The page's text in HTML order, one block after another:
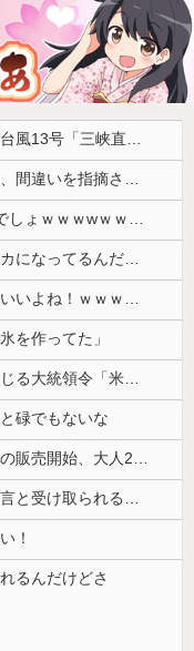
中国「大洪水！」三峡ダム「決壊危機」台風13号「三峡直撃確定」日本「最も強い勢力で接近！（伊勢湾台風級」台風13号と15号「中国本土でぶつかり合う（前代未聞」→
防弾ガラスの件で誤情報を拡散した左派、間違いを指摘されても頑として認めなかった結果……
【画像】 16歳でこのお◯ぱいはいかんでしょｗｗｗwｗｗｗｗｗｗｗｗ❤
彼氏が『この車』買おうとして私とケンカになってるんだけどｗｗｗｗｗｗ
【画像】日焼け口リの締まったお尻っていいよね！ｗｗｗｗｗ
を作ってた」
【速報】トランプ大統領、出産旅行を禁じる大統領令「米国籍取得を目的とした中国人らを排除する」
碌でもないな
ジャングリア沖縄「ロイヤルチケット」の販売開始、大人29,700円にｗｗｗｗｗｗｗｗｗ
【速報】ダウンタウン浜田さん、差別発言と受け取られる一言で炎上ｗｗｗｗｗｗ
！
るんだけどさ